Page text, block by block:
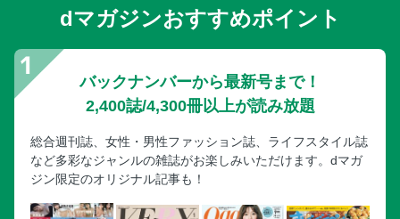
ちくわとたこの磯辺揚げ
ちくわの変わりお好み焼き
ちくわとエリンギのアヒージョ
ちくわの彩りボート
料理INDEX
奥付（ちくわ）
●チーズ天国！
はじめに
CONTENTS（チーズ）
dマガジンおすすめポイント
バックナンバーから最新号まで！
2,400誌/4,300冊以上が読み放題
総合週刊誌、女性・男性ファッション誌、ライフスタイル誌
など多彩なジャンルの雑誌がお楽しみいただけます。dマガ
ジン限定のオリジナル記事も！